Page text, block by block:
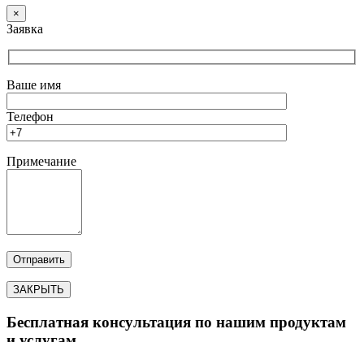
×
Заявка
Ваше имя
Телефон
Примечание
ЗАКРЫТЬ
Бесплатная консультация по нашим продуктам